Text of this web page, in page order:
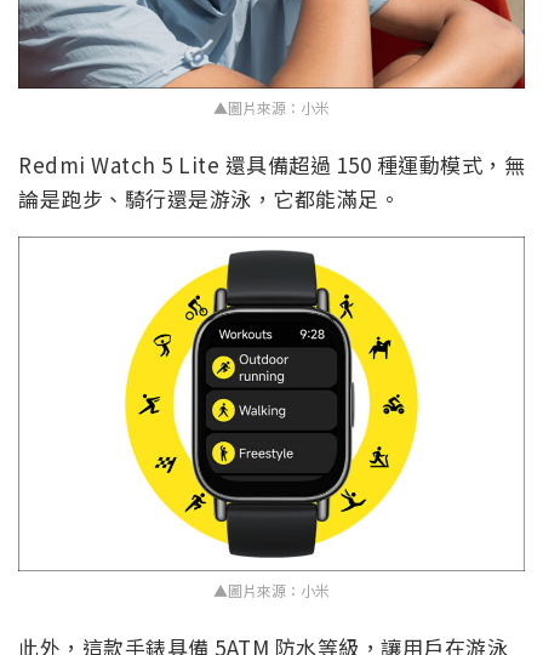
▲圖片來源：小米
Redmi Watch 5 Lite 還具備超過 150 種運動模式，無
論是跑步、騎行還是游泳，它都能滿足。
▲圖片來源：小米
此外，這款手錶具備 5ATM 防水等級，讓用戶在游泳